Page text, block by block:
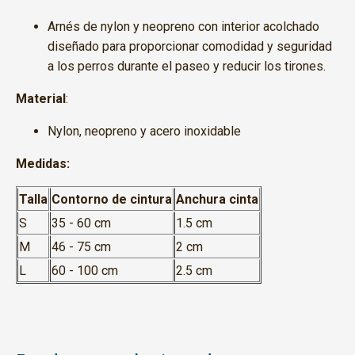
Arnés de nylon y neopreno con interior acolchado
diseñado para proporcionar comodidad y seguridad
a los perros durante el paseo y reducir los tirones.
Material:
Nylon, neopreno y acero inoxidable
Medidas:
Talla Contorno de cintura Anchura cinta
S
35 - 60 cm
1.5 cm
M
46 - 75 cm
2 cm
L
60 - 100 cm 2.5 cm